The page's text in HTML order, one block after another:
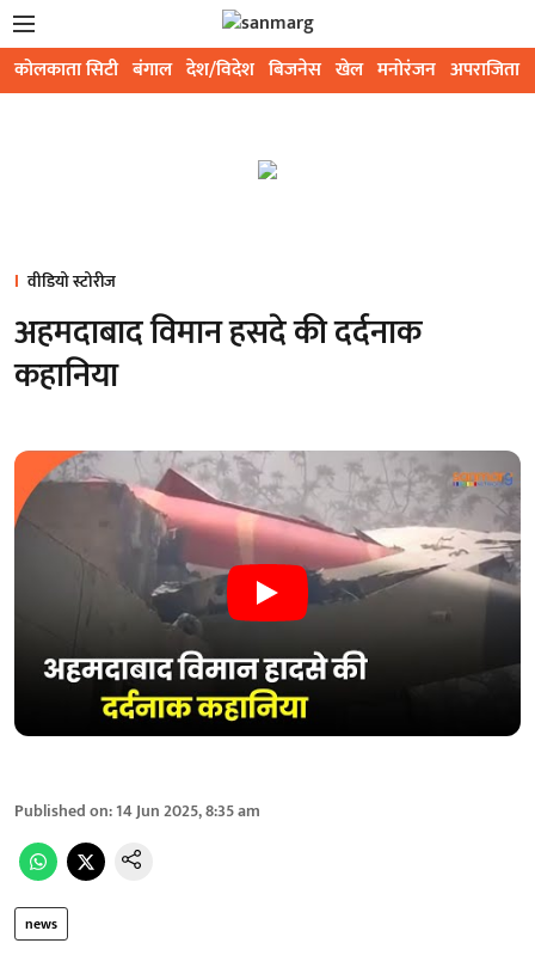
कोलकाता सिटी बंगाल देश/विदेश बिजनेस खेल मनोरंजन अपराजिता
वीडियो स्टोरीज
अहमदाबाद विमान हसदे की दर्दनाक
कहानिया
Published on:14 Jun 2025, 8:35 am
news